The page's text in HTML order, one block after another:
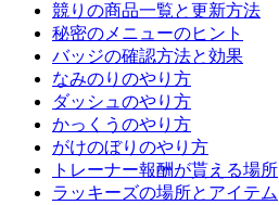
競りの商品一覧と更新方法
秘密のメニューのヒント
バッジの確認方法と効果
なみのりのやり方
ダッシュのやり方
かっくうのやり方
がけのぼりのやり方
トレーナー報酬が貰える場所
ラッキーズの場所とアイテム